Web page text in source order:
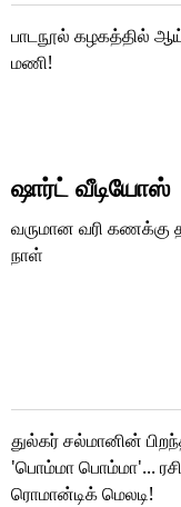
பாடநூல் கழகத்தில்
மணி!
ஷார்ட் வீடியோஸ்
வருமான வரி கணக்கு
நாள்
துல்கர் சல்மானின்
'பொம்மா பொம்மா'...
ரொமான்டிக் மெலடி!